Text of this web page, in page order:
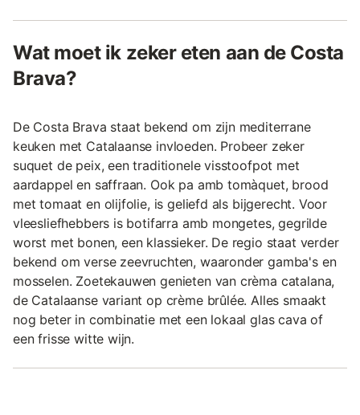
Wat moet ik zeker eten aan de Costa
Brava?
De Costa Brava staat bekend om zijn mediterrane
keuken met Catalaanse invloeden. Probeer zeker
suquet de peix, een traditionele visstoofpot met
aardappel en saffraan. Ook pa amb tomàquet, brood
met tomaat en olijfolie, is geliefd als bijgerecht. Voor
vleesliefhebbers is botifarra amb mongetes, gegrilde
worst met bonen, een klassieker. De regio staat verder
bekend om verse zeevruchten, waaronder gamba's en
mosselen. Zoetekauwen genieten van crèma catalana,
de Catalaanse variant op crème brûlée. Alles smaakt
nog beter in combinatie met een lokaal glas cava of
een frisse witte wijn.